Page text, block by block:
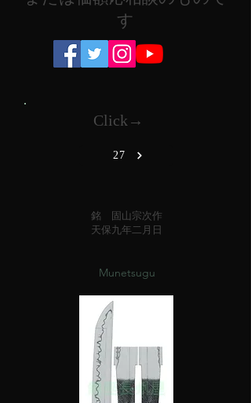
す
Click→
27
銘 固山宗次作
天保九年二月日
Munetsugu